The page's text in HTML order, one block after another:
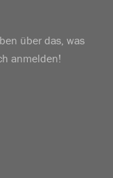
über das, was
anmelden!